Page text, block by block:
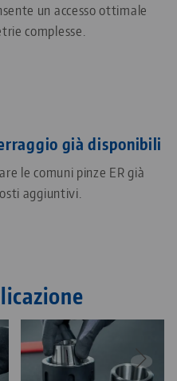
un accesso ottimale
complesse.
già disponibili
le comuni pinze ER già
aggiuntivi.